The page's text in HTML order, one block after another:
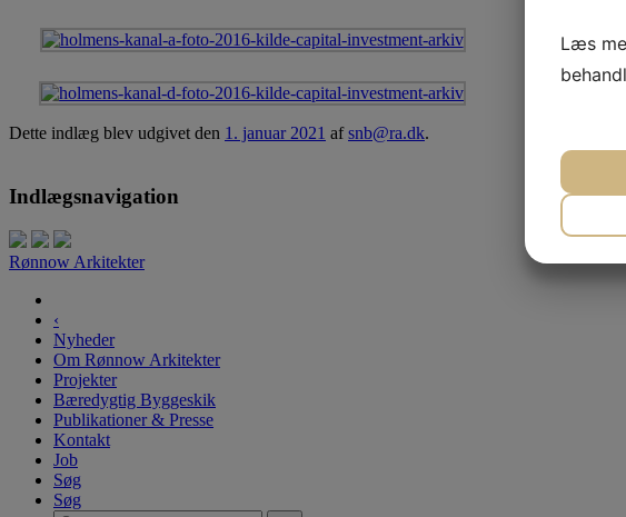
Dette indlæg blev udgivet den 1. januar 2021 afsnb@ra.dk.
Indlægsnavigation
Rønnow Arkitekter
‹
Nyheder
Om Rønnow Arkitekter
Projekter
Bæredygtig Byggeskik
Publikationer & Presse
Kontakt
Job
Søg
Søg
Læs